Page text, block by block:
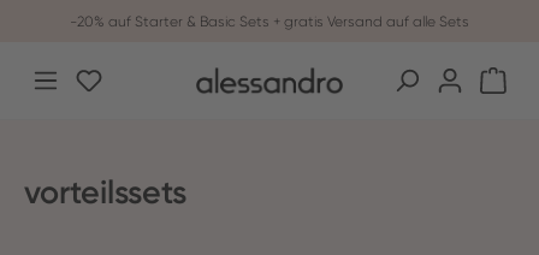
Zum Hauptinhalt springen
-20% auf Starter & Basic Sets + gratis Versand auf alle Sets
Du hast 0 Produkte auf dem Merkzettel
vorteilssets